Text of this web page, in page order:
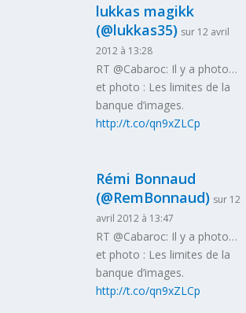
lukkas magikk
(@lukkas35) sur 12 avril
2012 à 13:28
RT @Cabaroc: Il y a photo…
et photo : Les limites de la
banque d’images.
http://t.co/qn9xZLCp
Rémi Bonnaud
(@RemBonnaud) sur 12
avril 2012 à 13:47
RT @Cabaroc: Il y a photo…
et photo : Les limites de la
banque d’images.
http://t.co/qn9xZLCp